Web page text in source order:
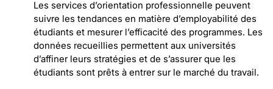
Les services d’orientation professionnelle peuvent
suivre les tendances en matière d’employabilité des
étudiants et mesurer l’efficacité des programmes. Les
données recueillies permettent aux universités
d’affiner leurs stratégies et de s’assurer que les
étudiants sont prêts à entrer sur le marché du travail.